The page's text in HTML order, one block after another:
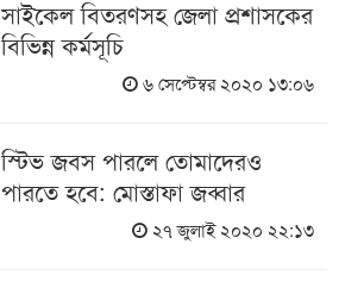
সাইকেল বিতরণসহ জেলা প্রশাসকের
বিভিন্ন কর্মসূচি
৬ সেপ্টেম্বর ২০২০ ১৩:০৬
স্টিভ জবস পারলে তোমাদেরও
পারতে হবে: মোস্তাফা জব্বার
২৭ জুলাই ২০২০ ২২:১৩